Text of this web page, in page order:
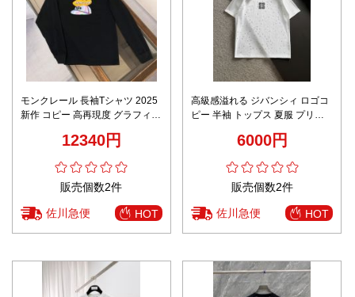
モンクレール 長袖Tシャツ 2025
新作 コピー 高再現度 グラフィッ
用 快適な着心地 安心サイト
12340円
販売個数2件
佐川急便 HOT
高級感溢れる ジバンシィ ロゴコ
ピー 半袖 トップス 夏服 プリン
6000円
販売個数2件
佐川急便 HOT